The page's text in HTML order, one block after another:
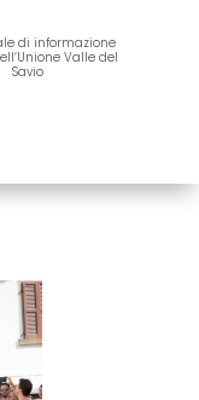
di informazione
Valle del
Savio